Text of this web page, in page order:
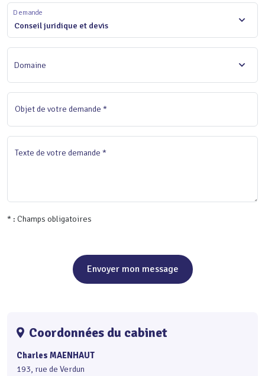
Conseil juridique et devis
Demande
Domaine
Objet de votre demande *
Texte de votre demande *
* : Champs obligatoires
Envoyer mon message
Coordonnées du cabinet
Charles MAENHAUT
193, rue de Verdun